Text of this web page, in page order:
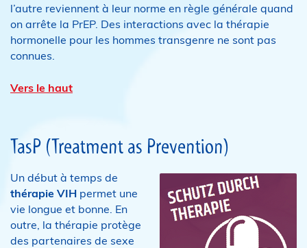
l’autre reviennent à leur norme en règle générale quand
on arrête la PrEP. Des interactions avec la thérapie
hormonelle pour les hommes transgenre ne sont pas
connues.
Vers le haut
TasP (Treatment as Prevention)
Un début à temps de
thérapie VIH permet une
vie longue et bonne. En
outre, la thérapie protège
des partenaires de sexe